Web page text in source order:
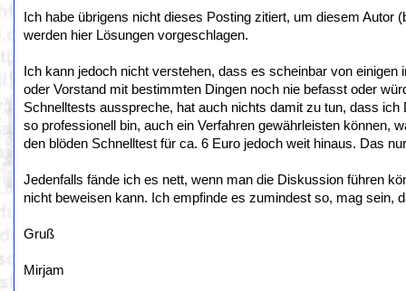
Ich habe übrigens nicht dieses Posting zitiert, um diesem
werden hier Lösungen vorgeschlagen.
Ich kann jedoch nicht verstehen, dass es scheinbar von
oder Vorstand mit bestimmten Dingen noch nie befasst oder
Schnelltests ausspreche, hat auch nichts damit zu tun, dass
so professionell bin, auch ein Verfahren gewährleisten können,
den blöden Schnelltest für ca. 6 Euro jedoch weit hinaus. Das
Jedenfalls fände ich es nett, wenn man die Diskussion führen
nicht beweisen kann. Ich empfinde es zumindest so, mag sein,
Gruß
Mirjam